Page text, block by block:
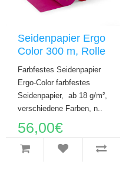
Seidenpapier Ergo
Color 300 m, Rolle
Farbfestes Seidenpapier
Ergo-Color farbfestes
Seidenpapier, ab 18 g/m²,
verschiedene Farben, n..
56,00€